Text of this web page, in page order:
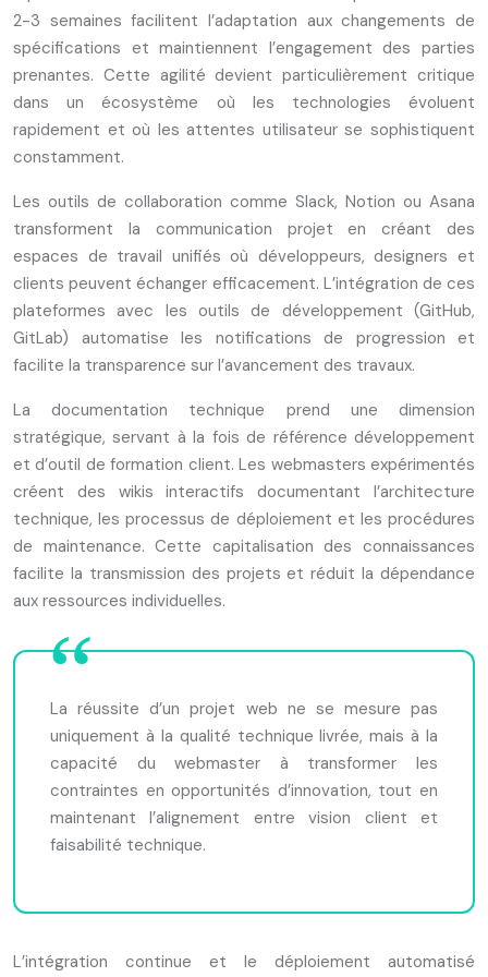
2-3 semaines facilitent l’adaptation aux changements de
spécifications et maintiennent l’engagement des parties
prenantes. Cette agilité devient particulièrement critique
dans un écosystème où les technologies évoluent
rapidement et où les attentes utilisateur se sophistiquent
constamment.
Les outils de collaboration comme Slack, Notion ou Asana
transforment la communication projet en créant des
espaces de travail unifiés où développeurs, designers et
clients peuvent échanger efficacement. L’intégration de ces
plateformes avec les outils de développement (GitHub,
GitLab) automatise les notifications de progression et
facilite la transparence sur l’avancement des travaux.
La documentation technique prend une dimension
stratégique, servant à la fois de référence développement
et d’outil de formation client. Les webmasters expérimentés
créent des wikis interactifs documentant l’architecture
technique, les processus de déploiement et les procédures
de maintenance. Cette capitalisation des connaissances
facilite la transmission des projets et réduit la dépendance
aux ressources individuelles.
La réussite d’un projet web ne se mesure pas
uniquement à la qualité technique livrée, mais à la
capacité du webmaster à transformer les
contraintes en opportunités d’innovation, tout en
maintenant l’alignement entre vision client et
faisabilité technique.
L’intégration continue et le déploiement automatisé